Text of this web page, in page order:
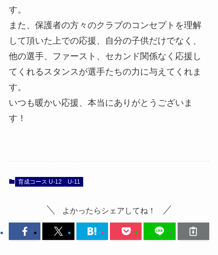
す。
また、保護者の方々のクラブのコンセプトを理解
して頂いた上での応援、自分の子供だけでなく、
他の選手、ファースト、セカンド関係なく応援し
てくれるスタンスが選手たちの力に与えてくれま
す。
いつも暖かい応援、本当にありがとうございま
す！
育成コース U-12 U-11
よかったらシェアしてね！